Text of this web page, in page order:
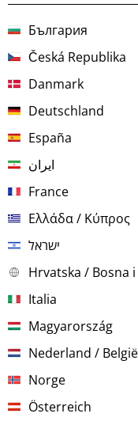
България
Česká Republika
Danmark
Deutschland
España
ایران
France
Ελλάδα / Κύπρος
ישראל
Hrvatska / Bosna
Italia
Magyarország
Nederland / België
Norge
Österreich